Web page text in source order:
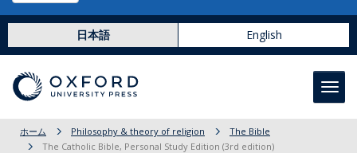
日本語 English
ホーム Philosophy & theory of religion
The Bible
The Catholic Bible, Personal Study Edition (3rd edition)